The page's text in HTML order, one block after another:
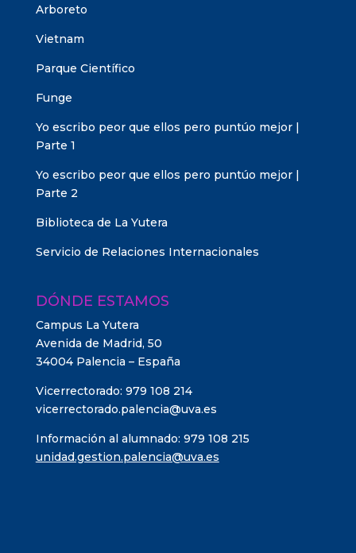
Arboreto
Vietnam
Parque Científico
Funge
Yo escribo peor que ellos pero puntúo mejor |
Parte 1
Yo escribo peor que ellos pero puntúo mejor |
Parte 2
Biblioteca de La Yutera
Servicio de Relaciones Internacionales
DÓNDE ESTAMOS
Campus La Yutera
Avenida de Madrid, 50
34004 Palencia – España
Vicerrectorado: 979 108 214
vicerrectorado.palencia@uva.es
Información al alumnado: 979 108 215
unidad.gestion.palencia@uva.es